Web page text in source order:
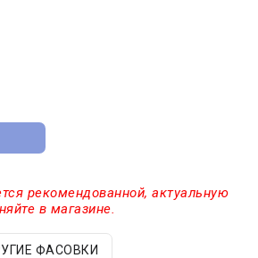
рекомендованной, актуальную
в магазине.
ФАСОВКИ